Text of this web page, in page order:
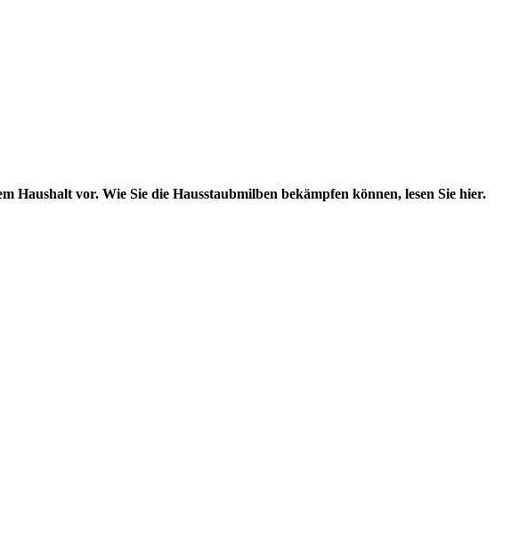
Haushalt vor. Wie Sie die Hausstaubmilben bekämpfen können, lesen Sie hier.